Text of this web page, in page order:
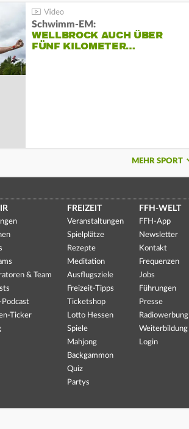
Schwimm-EM:
WELLBROCK AUCH ÜBER
FÜNF KILOMETER…
MEHR SPORT
& Team
Podcast
Ticker
FREIZEIT
Veranstaltungen
Spielplätze
Rezepte
Meditation
Ausflugsziele
Freizeit-Tipps
Ticketshop
Lotto Hessen
Spiele
Mahjong
Backgammon
Quiz
Partys
FFH-WELT
FFH-App
Newsletter
Kontakt
Frequenzen
Jobs
Führungen
Presse
Radiowerbung
Weiterbildung
Login